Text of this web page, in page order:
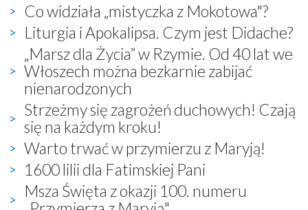
Co widziała „mistyczka z Mokotowa"?
Liturgia i Apokalipsa. Czym jest Didache?
„Marsz dla Życia” w Rzymie. Od 40 lat we
Włoszech można bezkarnie zabijać
nienarodzonych
Strzeżmy się zagrożeń duchowych! Czają
się na każdym kroku!
Warto trwać w przymierzu z Maryją!
1600 lilii dla Fatimskiej Pani
Msza Święta z okazji 100. numeru